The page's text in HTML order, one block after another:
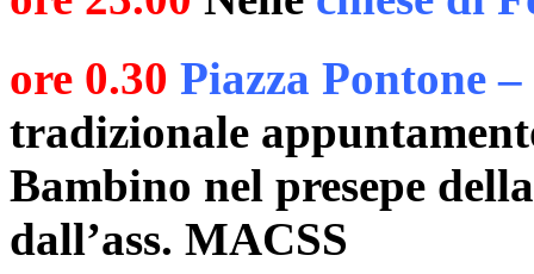
ore 0.30 Piazza Pontone
tradizionale
Bambino nel presepe
dall’ass. MACSS